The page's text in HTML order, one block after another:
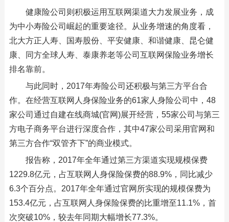
健康险公司则积极运用互联网渠道大力发展业务，成
为中小寿险公司崛起的重要途径。从业务增速的角度看，
北大方正人寿、国寿股份、平安健康、和谐健康、昆仑健
康、同方全球人寿、泰康养老等公司互联网保险业务增长
排名靠前。
与此同时，2017年寿险公司还积极与第三方平台合
作。在经营互联网人身保险业务的61家人身险公司中，48
家公司通过自建在线商城(官网)展开经营，55家公司与第三
方电子商务平台进行深度合作，其中47家公司采用官网和
第三方合作“双管齐下”的商业模式。
报告称，2017年全年通过第三方渠道实现规模保费
1229.8亿元，占互联网人身保险保费的88.9%，同比减少
6.3个百分点。2017年全年通过官网所实现的规模保费为
153.4亿元，占互联网人身保险保费的比重增至11.1%，首
次突破10%，较去年同期大幅增长77.3%。